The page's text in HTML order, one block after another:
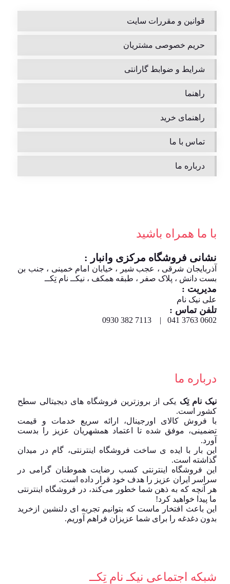
قوانین و مقررات سایت
حریم خصوصی مشتریان
شرایط و ضوابط گارانتی
راهنما
راهنمای خرید
تماس با ما
درباره ما
با ما همراه باشید
نشانی فروشگاه مرکزی وانبار :
آذربایجان شرقی ، عجب شیر ، خیابان امام خمینی ، جنب بن
بست دانش ، پلاک صفر ، طبقه همکف ، نیکــ نام تِکــ
مدیریت :
علی نیک نام
تلفن تماس :
0602 3763 041 | 7113 382 0930
درباره ما
نیک نام تِک یکی از بروزترین فروشگاه های دیجیتالی سطح
کشور است.
با فروش کالای اورجینال، ارائه سریع خدمات و قیمت
تضمینی، موفق شده تا اعتماد همشهریان عزیز را بدست
آورد.
این بار با ایده ی ساخت فروشگاه اینترنتی، گام در میدان
گذاشته است.
این فروشگاه اینترنتی کسب رضایت هموطنان گرامی در
سراسر ایران عزیز را هدف خود قرار داده است.
هر آنچه که به ذهن شما خطور می‌کند، در فروشگاه اینترنتی
ما پیدا خواهید کرد!
این باعث افتخار ماست که بتوانیم تجربه ای دلنشین ازخرید
بدون دغدغه را برای شما عزیزان فراهم آوریم.
شبکه‌ اجتماعی نیکـ نام تِکــ